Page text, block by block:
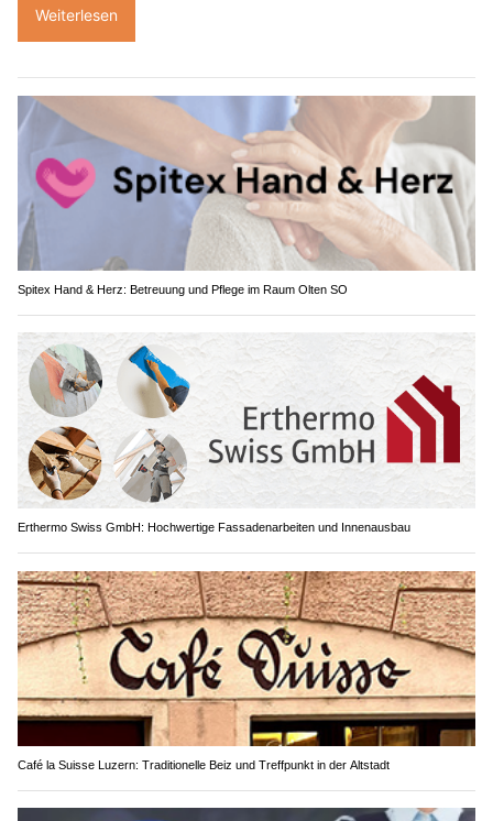
Weiterlesen
Spitex Hand & Herz: Betreuung und Pflege im Raum Olten SO
Erthermo Swiss GmbH: Hochwertige Fassadenarbeiten und Innenausbau
Café la Suisse Luzern: Traditionelle Beiz und Treffpunkt in der Altstadt